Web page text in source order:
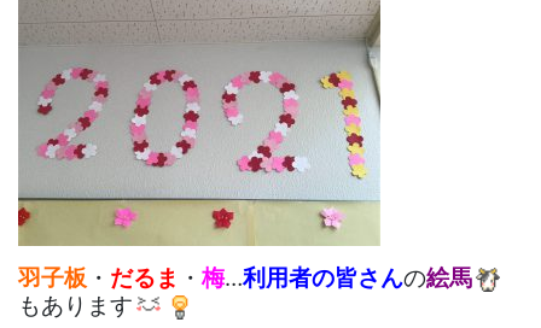
羽子板 ・ だるま ・梅…利用者の皆さんの絵馬
もあります